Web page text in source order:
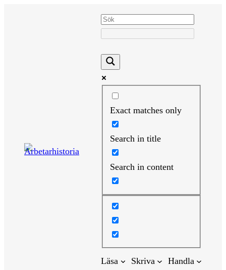
Exact matches only
Search in title
Search in content
Läsa Skriva
Handla